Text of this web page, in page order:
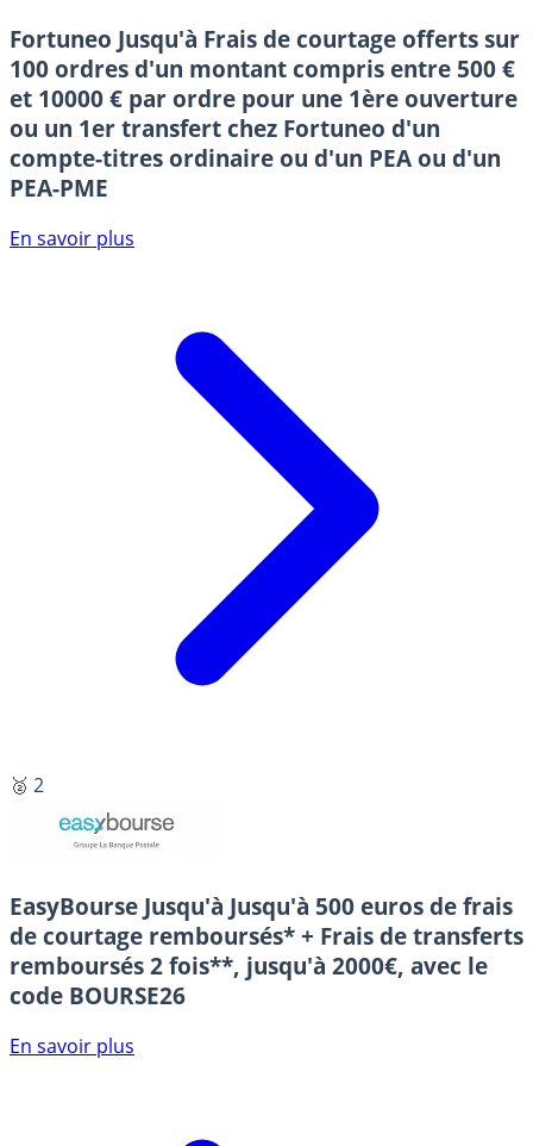
Fortuneo Jusqu'à Frais de courtage offerts sur
100 ordres d'un montant compris entre 500 €
et 10000 € par ordre pour une 1ère ouverture
ou un 1er transfert chez Fortuneo d'un
compte-titres ordinaire ou d'un PEA ou d'un
PEA-PME
En savoir plus
🥈 2
EasyBourse Jusqu'à Jusqu'à 500 euros de frais
de courtage remboursés* + Frais de transferts
remboursés 2 fois**, jusqu'à 2000€, avec le
code BOURSE26
En savoir plus